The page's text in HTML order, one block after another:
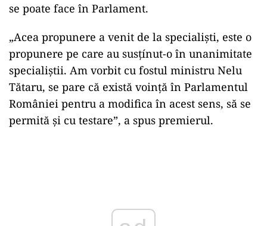
se poate face în Parlament.
„Acea propunere a venit de la specialiști, este o
propunere pe care au susțínut-o în unanimitate
specialiștii. Am vorbit cu fostul ministru Nelu
Tătaru, se pare că există voință în Parlamentul
României pentru a modifica în acest sens, să se
permită și cu testare”, a spus premierul.